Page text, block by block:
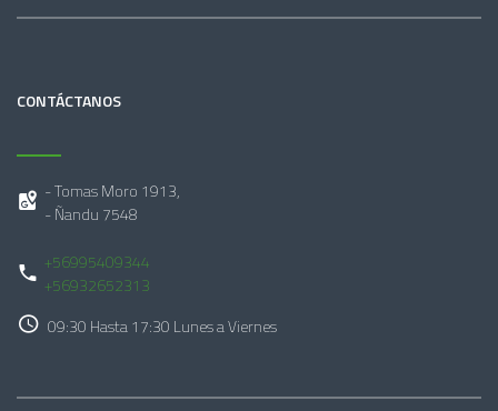
CONTÁCTANOS
- Tomas Moro 1913,
- Ñandu 7548
+56995409344
+56932652313
09:30 Hasta 17:30 Lunes a Viernes